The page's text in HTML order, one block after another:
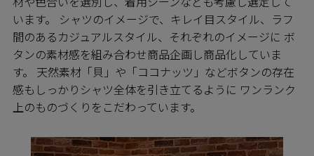
います。 シャツのイメージで、キレイ目スタイル、ラフ
間のあるカジュアルスタイル、それぞれのイメージに ボ
タンの素材感を組み合わせ商品企画し商品化していま
す。 天然素材「貝」や「ココナッツ」などボタンの存在
感もしっかりシャツ全体を引き立てるように ワンランク
上のものづくりをこだわっています。